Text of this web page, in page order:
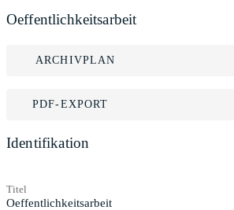
Oeffentlichkeitsarbeit
ARCHIVPLAN
PDF-EXPORT
Identifikation
Titel
Oeffentlichkeitsarbeit